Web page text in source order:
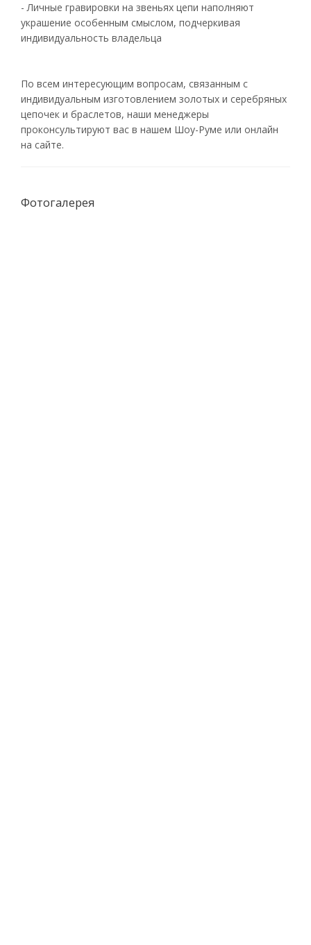
- Личные гравировки на звеньях цепи наполняют
украшение особенным смыслом, подчеркивая
индивидуальность владельца
По всем интересующим вопросам, связанным с
индивидуальным изготовлением золотых и серебряных
цепочек и браслетов, наши менеджеры
проконсультируют вас в нашем Шоу-Руме или онлайн
на сайте.
Фотогалерея